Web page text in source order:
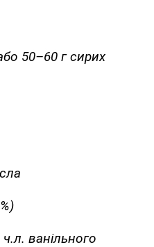
50–60 г сирих
ванільного